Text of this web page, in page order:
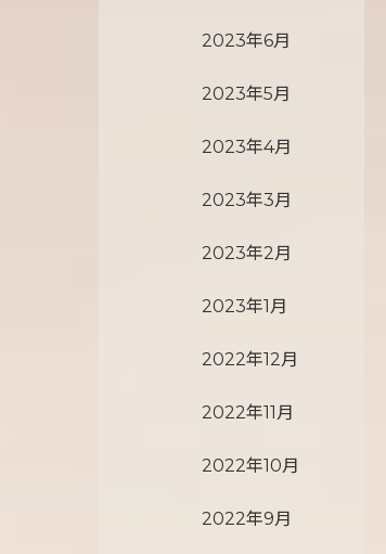
2023年6月
2023年5月
2023年4月
2023年3月
2023年2月
2023年1月
2022年12月
2022年11月
2022年10月
2022年9月